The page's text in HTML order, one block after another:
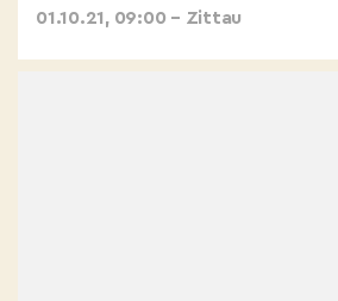
01.10.21, 09:00 – Zittau